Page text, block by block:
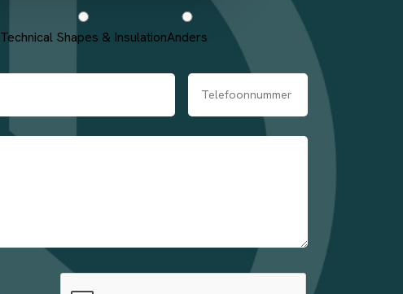
Technical Shapes & InsulationAnders